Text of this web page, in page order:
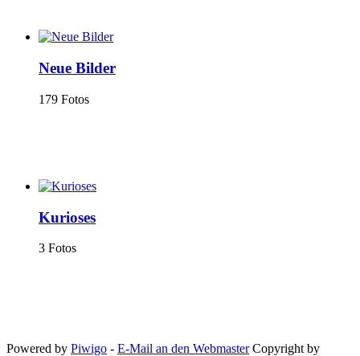
Neue Bilder
179 Fotos
Kurioses
3 Fotos
Powered by Piwigo - E-Mail an den Webmaster Copyright by